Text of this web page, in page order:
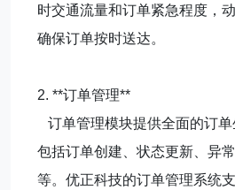
时交通流量和订单紧急程度，
确保订单按时送达。
2. **订单管理**
订单管理模块提供全面的订单
包括订单创建、状态更新、异
等。优正科技的订单管理系统